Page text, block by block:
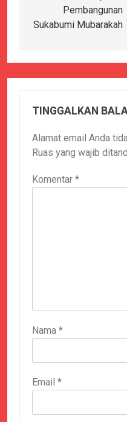
Pembangunan
Sukabumi Mubarakah
TINGGALKAN
Alamat email Anda
Ruas yang wajib
Komentar *
Nama *
Email *